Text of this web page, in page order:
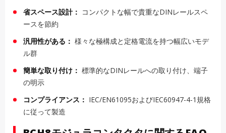
省スペース設計： コンパクトな幅で貴重なDINレールスペ
ースを節約
汎用性がある： 様々な極構成と定格電流を持つ幅広いモデ
ル群
簡単な取り付け： 標準的なDINレールへの取り付け、端子
の明示
コンプライアンス： IEC/EN61095およびIEC60947-4-1規格
に従って製造